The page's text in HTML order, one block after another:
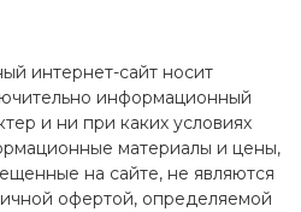
интернет-сайт носит
информационный
и ни при каких условиях
материалы и цены,
на сайте, не являются
офертой, определяемой